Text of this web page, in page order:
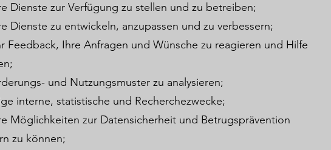
Dienste zur Verfügung zu stellen und zu betreiben;
Dienste zu entwickeln, anzupassen und zu verbessern;
Feedback, Ihre Anfragen und Wünsche zu reagieren und Hilfe
und Nutzungsmuster zu analysieren;
interne, statistische und Recherchezwecke;
Möglichkeiten zur Datensicherheit und Betrugsprävention
zu können;